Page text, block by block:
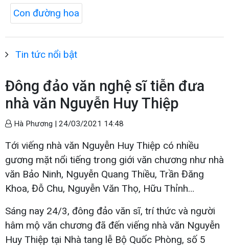
Con đường hoa
Tin tức nổi bật
Đông đảo văn nghệ sĩ tiễn đưa
nhà văn Nguyễn Huy Thiệp
Hà Phương | 24/03/2021 14:48
Tới viếng nhà văn Nguyễn Huy Thiệp có nhiều
gương mặt nổi tiếng trong giới văn chương như nhà
văn Bảo Ninh, Nguyễn Quang Thiều, Trần Đăng
Khoa, Đỗ Chu, Nguyễn Văn Thọ, Hữu Thỉnh…
Sáng nay 24/3, đông đảo văn sĩ, trí thức và người
hâm mộ văn chương đã đến viếng nhà văn Nguyễn
Huy Thiệp tại Nhà tang lễ Bộ Quốc Phòng, số 5